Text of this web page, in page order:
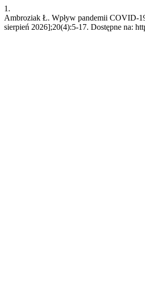
1.
Ambroziak Ł. Wpływ pandemii COVID-
sierpień 2026];20(4):5-17. Dostępne na: